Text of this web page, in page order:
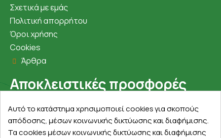
Σχετικά με εμάς
Πολιτική απορρήτου
Όροι χρήσης
Cookies
Άρθρα
Αποκλειστικές προσφορές
Εγγραφείτε με το email σας για να ενημερώνεστε
πρώτοι για προσφορές, διαγωνισμούς, εκπτωτικούς
κωδικούς και μοναδικά δώρα!
Αυτό το κατάστημα χρησιμοποιεί cookies για σκοπούς
απόδοσης, μέσων κοινωνικής δικτύωσης και διαφήμισης.
Τα cookies μέσων κοινωνικής δικτύωσης και διαφήμισης